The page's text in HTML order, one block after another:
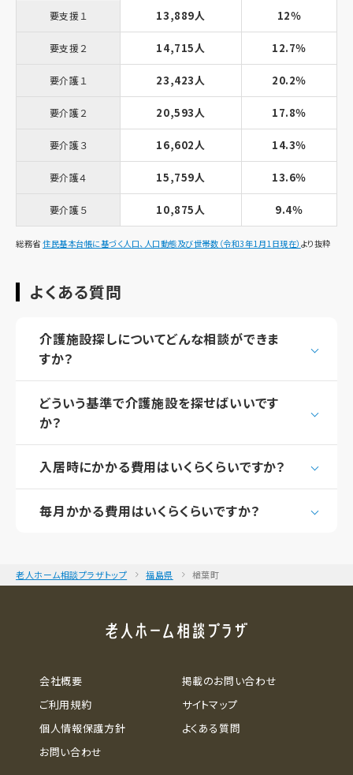
要支援１ 13,889人 12％
要支援２ 14,715人 12.7％
要介護１ 23,423人 20.2％
要介護２ 20,593人 17.8％
要介護３ 16,602人 14.3％
要介護４ 15,759人 13.6％
要介護５ 10,875人 9.4％
総務省住民基本台帳に基づく人口、人口動態及び世帯数（令和3年1月1日現在） より抜粋
よくある質問
介護施設探しについてどんな相談ができま
すか？
どういう基準で介護施設を探せばいいです
か？
入居時にかかる費用はいくらくらいですか？
毎月かかる費用はいくらくらいですか？
老人ホーム相談プラザトップ 福島県 楢葉町
会社概要
ご利用規約
個人情報保護方針
お問い合わせ
掲載のお問い合わせ
サイトマップ
よくある質問